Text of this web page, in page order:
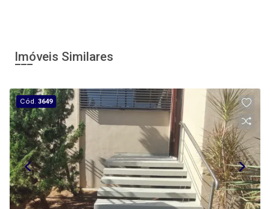
Imóveis Similares
Cód.3649